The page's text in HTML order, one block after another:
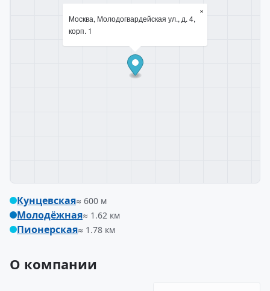
Москва, Молодогвардейская ул., д. 4,
корп. 1
×
Кунцевская≈ 600 м
Молодёжная≈ 1.62 км
Пионерская≈ 1.78 км
О компании